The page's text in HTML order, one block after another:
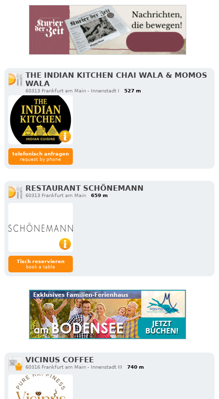
THE INDIAN KITCHEN CHAI WALA & MOMOS
WALA
60313 Frankfurt am Main - Innenstadt I 527 m
telefonisch anfragen
request by phone
RESTAURANT SCHÖNEMANN
60313 Frankfurt am Main 659 m
Tisch reservieren
book a table
VICINUS COFFEE
60316 Frankfurt am Main - Innenstadt III 740 m